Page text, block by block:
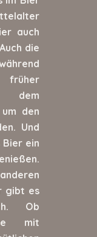
auch
die
den
Und
Bier ein
gibt es
Ob
mit